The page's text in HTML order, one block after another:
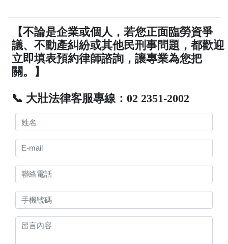
【不論是企業或個人，若您正面臨勞資爭
議、不動產糾紛或其他民刑事問題，都歡迎
立即填表預約律師諮詢，讓專業為您把
關。】
📞 大壯法律客服專線：02 2351-2002